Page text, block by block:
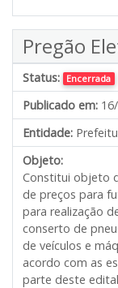
Pregão
Status: Encerrada
Publicado em:
Entidade:
Objeto:
Constitui objeto
de preços para
para realização
conserto de
de veículos e
acordo com as
parte deste